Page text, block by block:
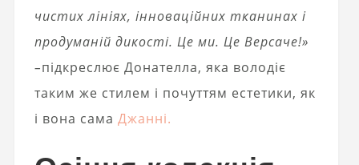
чистих лініях, інноваційних тканинах і
продуманій дикості. Це ми. Це Версаче!»
–підкреслює Донателла, яка володіє
таким же стилем і почуттям естетики, як
і вона сама Джанні.